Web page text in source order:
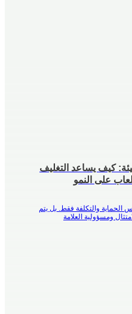
كيف يساعد التغليف
على النمو
الحماية والتكلفة فقط. بل يتم
ومسؤولية العلامة